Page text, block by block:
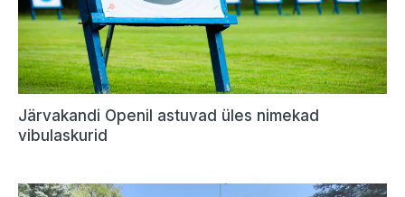
Järvakandi Openil astuvad üles nimekad
vibulaskurid